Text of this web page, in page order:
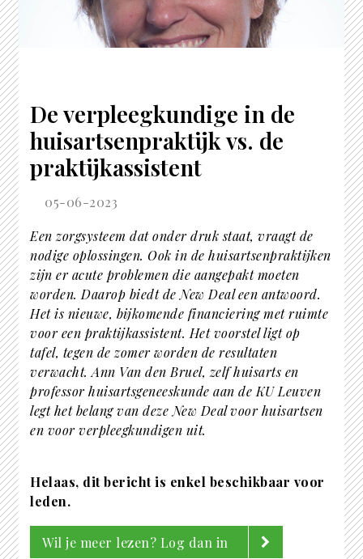
LID WORDEN
De verpleegkundige in de
huisartsenpraktijk vs. de
praktijkassistent
05-06-2023
Een zorgsysteem dat onder druk staat, vraagt de
nodige oplossingen. Ook in de huisartsenpraktijken
zijn er acute problemen die aangepakt moeten
worden. Daarop biedt de New Deal een antwoord.
Het is nieuwe, bijkomende financiering met ruimte
voor een praktijkassistent. Het voorstel ligt op
tafel, tegen de zomer worden de resultaten
verwacht. Ann Van den Bruel, zelf huisarts en
professor huisartsgeneeskunde aan de KU Leuven
legt het belang van deze New Deal voor huisartsen
en voor verpleegkundigen uit.
Helaas, dit bericht is enkel beschikbaar voor
leden.
Wil je meer lezen? Log dan in